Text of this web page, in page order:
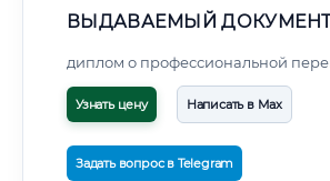
ВЫДАВАЕМЫЙ
диплом о профессиональной
Узнать цену Написать в Max
Задать вопрос в Telegram